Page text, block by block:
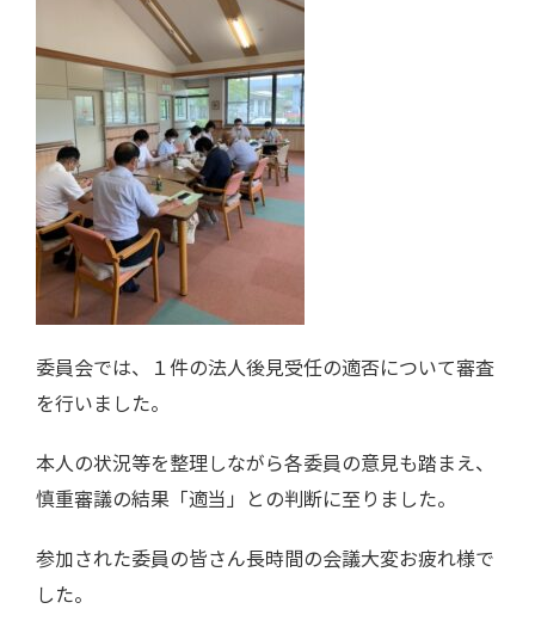
委員会では、１件の法人後見受任の適否について審査
を行いました。
本人の状況等を整理しながら各委員の意見も踏まえ、
慎重審議の結果「適当」との判断に至りました。
参加された委員の皆さん長時間の会議大変お疲れ様で
した。